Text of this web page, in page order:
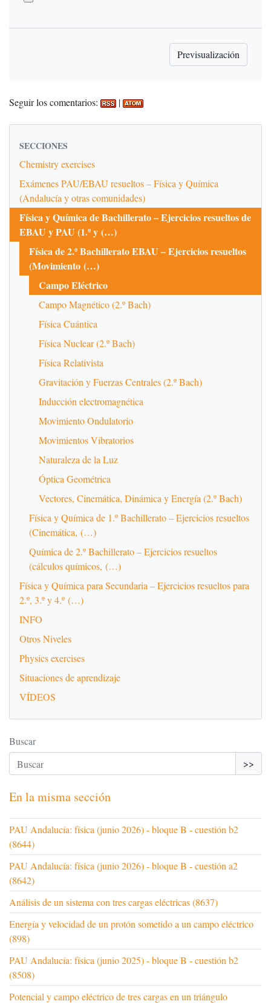
Seguir los comentarios: |
SECCIONES
Chemistry exercises
Exámenes PAU/EBAU resueltos – Física y Química
(Andalucía y otras comunidades)
Física y Química de Bachillerato – Ejercicios resueltos de
EBAU y PAU (1.º y (…)
Física de 2.º Bachillerato EBAU – Ejercicios resueltos
(Movimiento (…)
Campo Eléctrico
Campo Magnético (2.º Bach)
Física Cuántica
Física Nuclear (2.º Bach)
Física Relativista
Gravitación y Fuerzas Centrales (2.º Bach)
Inducción electromagnética
Movimiento Ondulatorio
Movimientos Vibratorios
Naturaleza de la Luz
Óptica Geométrica
Vectores, Cinemática, Dinámica y Energía (2.º Bach)
Física y Química de 1.º Bachillerato – Ejercicios resueltos
(Cinemática, (…)
Química de 2.º Bachillerato – Ejercicios resueltos
(cálculos químicos, (…)
Física y Química para Secundaria – Ejercicios resueltos para
2.º, 3.º y 4.º (…)
INFO
Otros Niveles
Physics exercises
Situaciones de aprendizaje
VÍDEOS
Buscar
>>
En la misma sección
PAU Andalucía: física (junio 2026) - bloque B - cuestión b2
(8644)
PAU Andalucía: física (junio 2026) - bloque B - cuestión a2
(8642)
Análisis de un sistema con tres cargas eléctricas (8637)
Energía y velocidad de un protón sometido a un campo eléctrico
(898)
PAU Andalucía: física (junio 2025) - bloque B - cuestión b2
(8508)
Potencial y campo eléctrico de tres cargas en un triángulo